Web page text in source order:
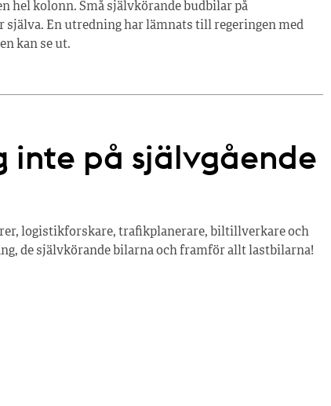
hel kolonn. Små självkörande budbilar på
En utredning har lämnats till regeringen med
kan se ut.
inte på självgående
logistikforskare, trafikplanerare, biltillverkare och
de självkörande bilarna och framför allt lastbilarna!